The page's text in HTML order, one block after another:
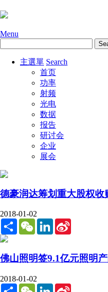
Menu
主選單 Search
首页
功率
射频
光电
数据
报告
研讨会
企业
展会
德豪润达筹划重大股权
2018-01-02
Share WeChatLinkedIn
佛山照明签9.1亿元照明
2018-01-02
Share WeChatLinkedIn